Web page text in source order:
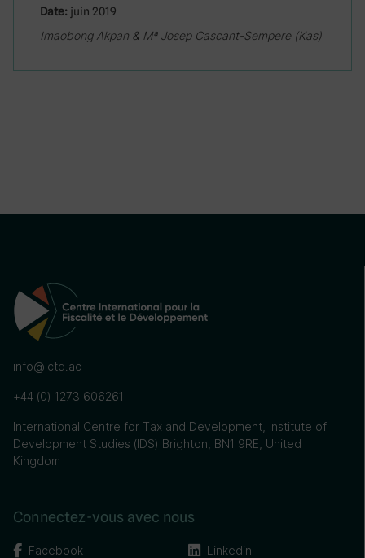
Date: juin 2019
Imaobong Akpan & Mª Josep Cascant-Sempere (Kas)
info@ictd.ac
+44 (0) 1273 606261
International Centre for Tax and Development, Institute of
Development Studies (IDS) Brighton, BN1 9RE, United
Kingdom
Connectez-vous avec nous
Facebook Linkedin